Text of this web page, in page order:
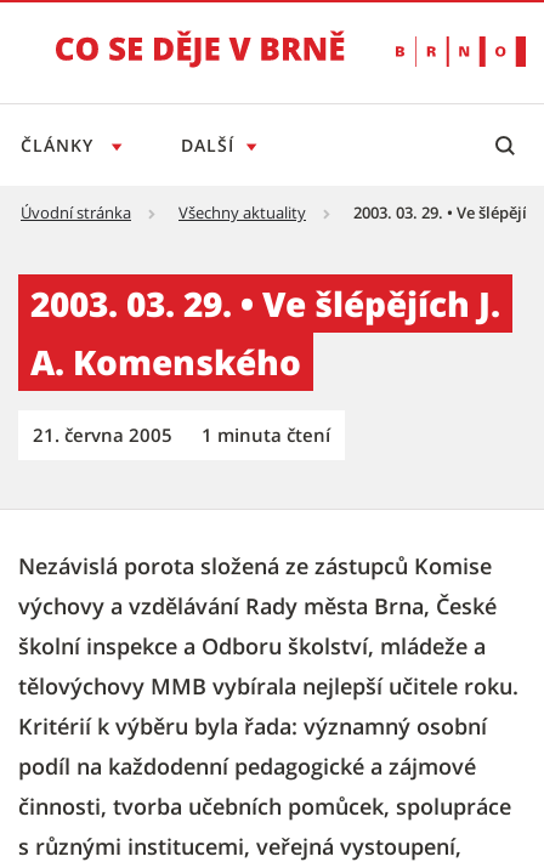
ČLÁNKY DALŠÍ
Úvodní stránka Všechny aktuality 2003. 03. 29. • Ve
2003. 03. 29. • Ve šlépějích J.
A. Komenského
21. června 2005 1 minuta čtení
Nezávislá porota složená ze zástupců Komise
výchovy a vzdělávání Rady města Brna, České
školní inspekce a Odboru školství, mládeže a
tělovýchovy MMB vybírala nejlepší učitele roku.
Kritérií k výběru byla řada: významný osobní
podíl na každodenní pedagogické a zájmové
činnosti, tvorba učebních pomůcek, spolupráce
s různými institucemi, veřejná vystoupení,